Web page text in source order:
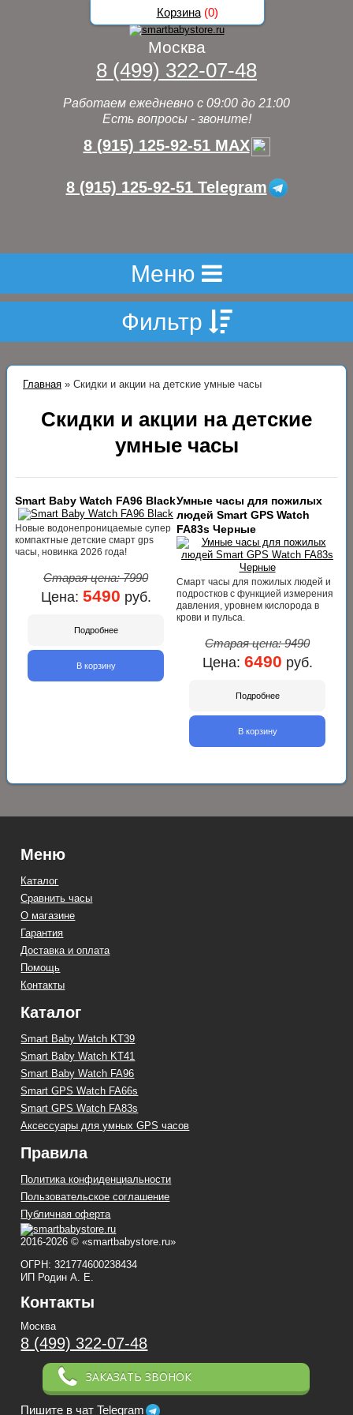
Москва
8 (499) 322-07-48
Работаем ежедневно с 09:00 до 21:00
Есть вопросы - звоните!
8 (915) 125-92-51 MAX
8 (915) 125-92-51 Telegram
Меню
Фильтр
Главная » Скидки и акции на детские умные часы
Скидки и акции на детские
умные часы
Smart Baby Watch FA96 Black
Новые водонепроницаемые супер
компактные детские смарт gps
часы, новинка 2026 года!
Старая цена:7990
Цена: 5490 руб.
Подробнее
В корзину
Умные часы для пожилых
людей Smart GPS Watch
FA83s Черные
Смарт часы для пожилых людей и
подростков с функцией измерения
давления, уровнем кислорода в
крови и пульса.
Старая цена:9490
Цена: 6490 руб.
Подробнее
В корзину
Меню
Каталог
Сравнить часы
О магазине
Гарантия
Доставка и оплата
Помощь
Контакты
Каталог
Smart Baby Watch KT39
Smart Baby Watch KT41
Smart Baby Watch FA96
Smart GPS Watch FA66s
Smart GPS Watch FA83s
Аксессуары для умных GPS часов
Правила
Политика конфиденциальности
Пользовательское соглашение
Публичная оферта
2016-2026 © «smartbabystore.ru»
ОГРН: 321774600238434
ИП Родин А. Е.
Контакты
Москва
8 (499) 322-07-48
ЗАКАЗАТЬ ЗВОНОК
Пишите в чат Telegram
Корзина(0)